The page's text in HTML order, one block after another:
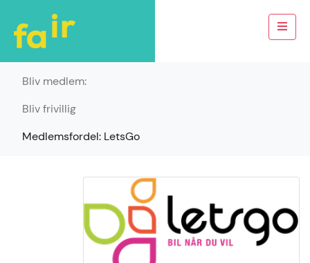
Bliv medlem:
Bliv frivillig
Medlemsfordel: LetsGo